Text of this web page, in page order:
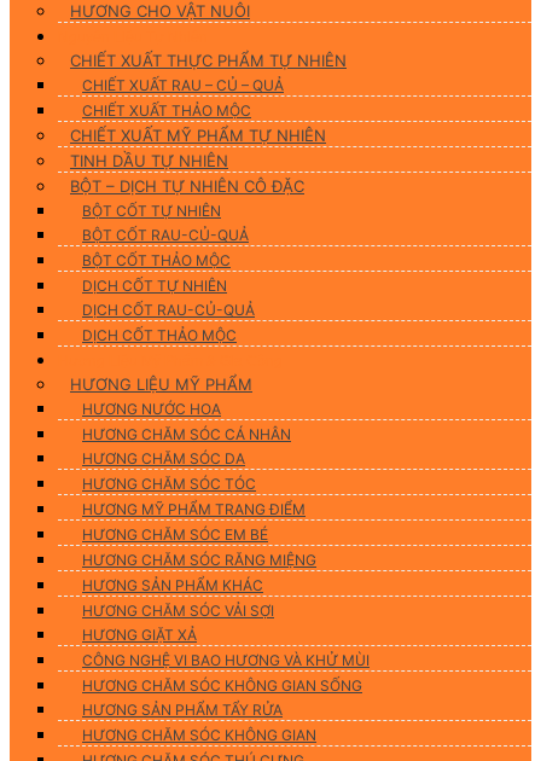
HƯƠNG CHO VẬT NUÔI
CHIẾT XUẤT THỰC PHẨM TỰ NHIÊN
CHIẾT XUẤT RAU – CỦ – QUẢ
CHIẾT XUẤT THẢO MỘC
CHIẾT XUẤT MỸ PHẨM TỰ NHIÊN
TINH DẦU TỰ NHIÊN
BỘT – DỊCH TỰ NHIÊN CÔ ĐẶC
BỘT CỐT TỰ NHIÊN
BỘT CỐT RAU-CỦ-QUẢ
BỘT CỐT THẢO MỘC
DỊCH CỐT TỰ NHIÊN
DỊCH CỐT RAU-CỦ-QUẢ
DỊCH CỐT THẢO MỘC
HƯƠNG LIỆU MỸ PHẨM
HƯƠNG NƯỚC HOA
HƯƠNG CHĂM SÓC CÁ NHÂN
HƯƠNG CHĂM SÓC DA
HƯƠNG CHĂM SÓC TÓC
HƯƠNG MỸ PHẨM TRANG ĐIỂM
HƯƠNG CHĂM SÓC EM BÉ
HƯƠNG CHĂM SÓC RĂNG MIỆNG
HƯƠNG SẢN PHẨM KHÁC
HƯƠNG CHĂM SÓC VẢI SỢI
HƯƠNG GIẶT XẢ
CÔNG NGHỆ VI BAO HƯƠNG VÀ KHỬ MÙI
HƯƠNG CHĂM SÓC KHÔNG GIAN SỐNG
HƯƠNG SẢN PHẨM TẨY RỬA
HƯƠNG CHĂM SÓC KHÔNG GIAN